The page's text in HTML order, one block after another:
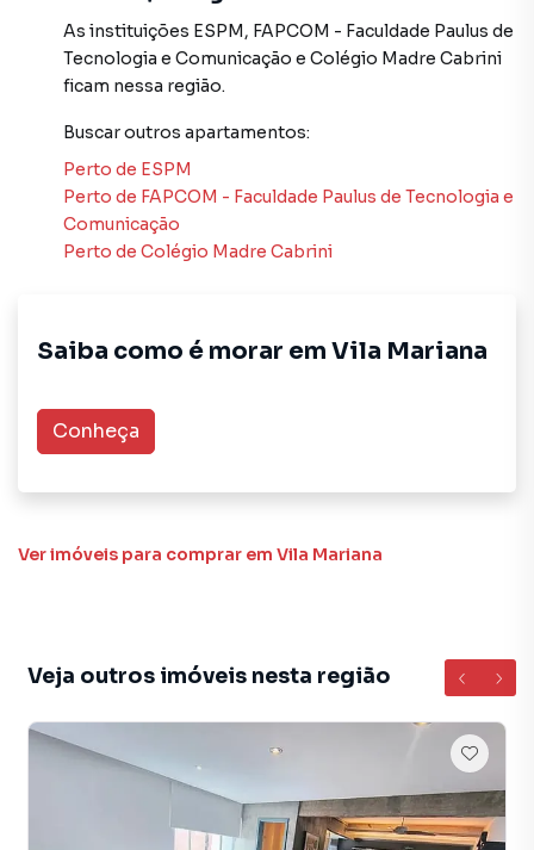
inquilinos.
As instituições ESPM, FAPCOM - Faculdade Paulus de
Tecnologia e Comunicação e Colégio Madre Cabrini
ficam nessa região.
Buscar outros apartamentos:
Perto de ESPM
Perto de FAPCOM - Faculdade Paulus de Tecnologia e
Comunicação
Perto de Colégio Madre Cabrini
Saiba como é morar em Vila Mariana
Conheça
Ver imóveis para comprar em Vila Mariana
Veja outros imóveis nesta região